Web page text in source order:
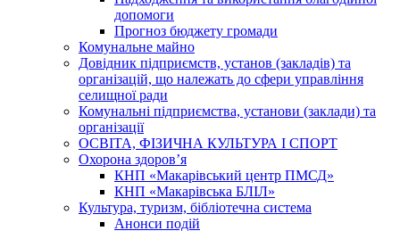
допомоги
Прогноз бюджету громади
Комунальне майно
Довідник підприємств, установ (закладів) та
організацій, що належать до сфери управління
селищної ради
Комунальні підприємства, установи (заклади) та
організації
ОСВІТА, ФІЗИЧНА КУЛЬТУРА І СПОРТ
Охорона здоров’я
КНП «Макарівський центр ПМСД»
КНП «Макарівська БЛІЛ»
Культура, туризм, бібліотечна система
Анонси подій